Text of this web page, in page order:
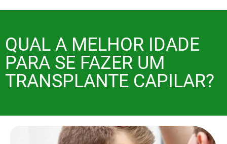
QUAL A MELHOR IDADE
PARA SE FAZER UM
TRANSPLANTE CAPILAR?